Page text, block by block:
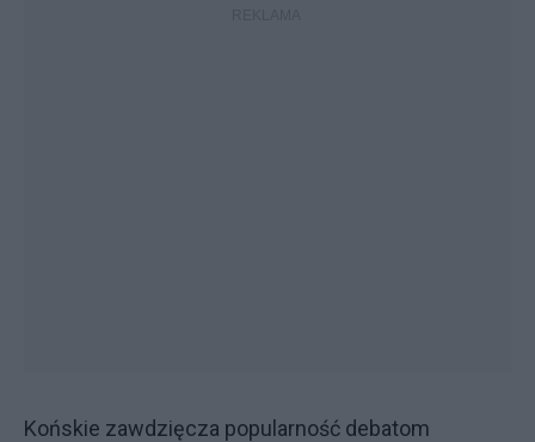
Końskie zawdzięcza popularność debatom